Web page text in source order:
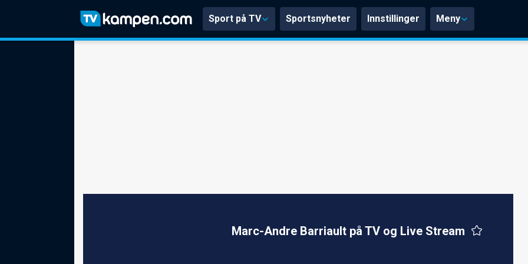
Sport på TV Sportsnyheter Innstillinger Meny
Marc-Andre Barriault på TV og Live Stream